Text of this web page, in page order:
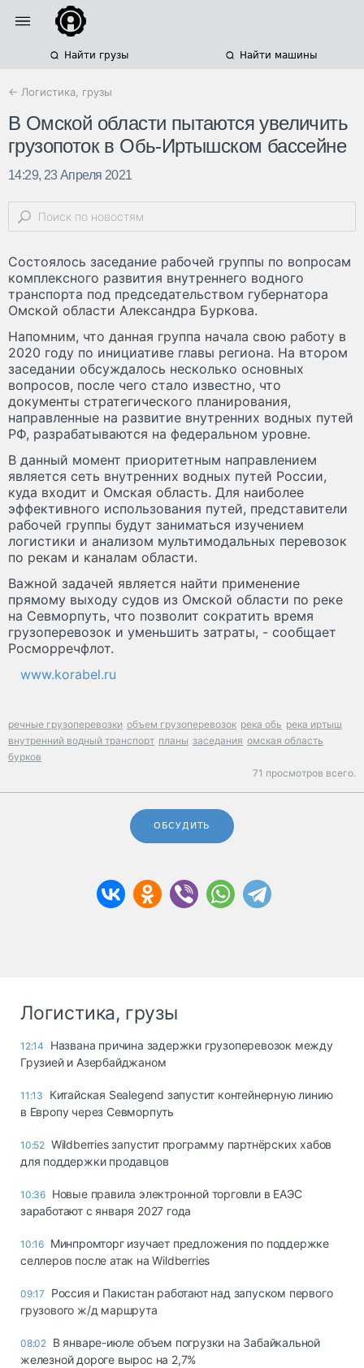
Найти грузы Найти машины
← Логистика, грузы
В Омской области пытаются увеличить
грузопоток в Обь-Иртышском бассейне
14:29, 23 Апреля 2021
Состоялось заседание рабочей группы по вопросам
комплексного развития внутреннего водного
транспорта под председательством губернатора
Омской области Александра Буркова.
Напомним, что данная группа начала свою работу в
2020 году по инициативе главы региона. На втором
заседании обсуждалось несколько основных
вопросов, после чего стало известно, что
документы стратегического планирования,
направленные на развитие внутренних водных путей
РФ, разрабатываются на федеральном уровне.
В данный момент приоритетным направлением
является сеть внутренних водных путей России,
куда входит и Омская область. Для наиболее
эффективного использования путей, представители
рабочей группы будут заниматься изучением
логистики и анализом мультимодальных перевозок
по рекам и каналам области.
Важной задачей является найти применение
прямому выходу судов из Омской области по реке
на Севморпуть, что позволит сократить время
грузоперевозок и уменьшить затраты, - сообщает
Росморречфлот.
www.korabel.ru
речные грузоперевозки объем грузоперевозок река обь река иртыш
внутренний водный транспорт планы заседания омская область
бурков
71 просмотров всего.
ОБСУДИТЬ
Логистика, грузы
12:14
Названа причина задержки грузоперевозок между
Грузией и Азербайджаном
11:13
Китайская Sealegend запустит контейнерную линию
в Европу через Севморпуть
10:52 Wildberries запустит программу партнёрских хабов
для поддержки продавцов
10:36 Новые правила электронной торговли в ЕАЭС
заработают с января 2027 года
10:16 Минпромторг изучает предложения по поддержке
селлеров после атак на Wildberries
09:17
Россия и Пакистан работают над запуском первого
грузового ж/д маршрута
08:02 В январе-июле объем погрузки на Забайкальной
железной дороге вырос на 2,7%